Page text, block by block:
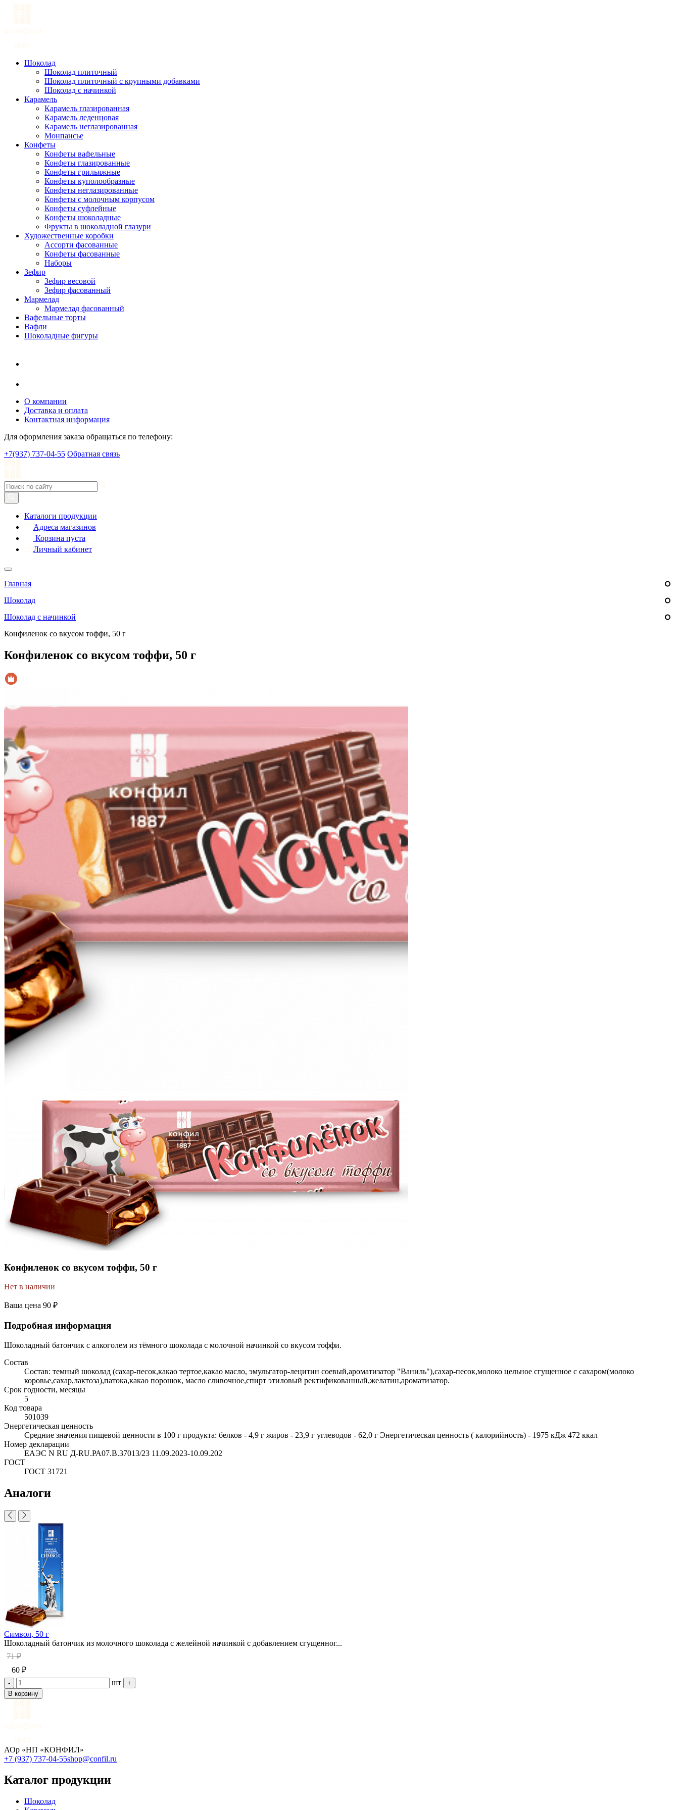
Шоколад
Шоколад плиточный
Шоколад плиточный с крупными добавками
Шоколад с начинкой
Карамель
Карамель глазированная
Карамель леденцовая
Карамель неглазированная
Монпансье
Конфеты
Конфеты вафельные
Конфеты глазированные
Конфеты грильяжные
Конфеты куполообразные
Конфеты неглазированные
Конфеты с молочным корпусом
Конфеты суфлейные
Конфеты шоколадные
Фрукты в шоколадной глазури
Художественные коробки
Ассорти фасованные
Конфеты фасованные
Наборы
Зефир
Зефир весовой
Зефир фасованный
Мармелад
Мармелад фасованный
Вафельные торты
Вафли
Шоколадные фигуры
О компании
Доставка и оплата
Контактная информация
Для оформления заказа обращаться по телефону:
+7(937) 737-04-55 Обратная связь
Каталоги продукции
Адреса магазинов
Корзина пуста
Личный кабинет
Главная
Шоколад
Шоколад с начинкой
Конфиленок со вкусом тоффи, 50 г
Конфиленок со вкусом тоффи, 50 г
Конфиленок со вкусом тоффи, 50 г
Нет в наличии
Ваша цена 90 ₽
Подробная информация
Шоколадный батончик с алкоголем из тёмного шоколада с молочной начинкой со вкусом тоффи.
Состав
Состав: темный шоколад (сахар-песок,какао тертое,какао масло, эмульгатор-лецитин соевый,ароматизатор "Ваниль"),сахар-песок,молоко цельное сгущенное с сахаром(молоко
коровье,сахар,лактоза),патока,какао порошок, масло сливочное,спирт этиловый ректификованный,желатин,ароматизатор.
Срок годности, месяцы
5
Код товара
501039
Энергетическая ценность
Средние значения пищевой ценности в 100 г продукта: белков - 4,9 г жиров - 23,9 г углеводов - 62,0 г Энергетическая ценность ( калорийность) - 1975 кДж 472 ккал
Номер декларации
ЕАЭС N RU Д-RU.РА07.В.37013/23 11.09.2023-10.09.202
ГОСТ
ГОСТ 31721
Аналоги
Символ, 50 г
Шоколадный батончик из молочного шоколада с желейной начинкой с добавлением сгущенног...
71 ₽
60 ₽
- шт
+
В корзину
АОр «НП «КОНФИЛ»
+7 (937) 737-04-55shop@confil.ru
Каталог продукции
Шоколад